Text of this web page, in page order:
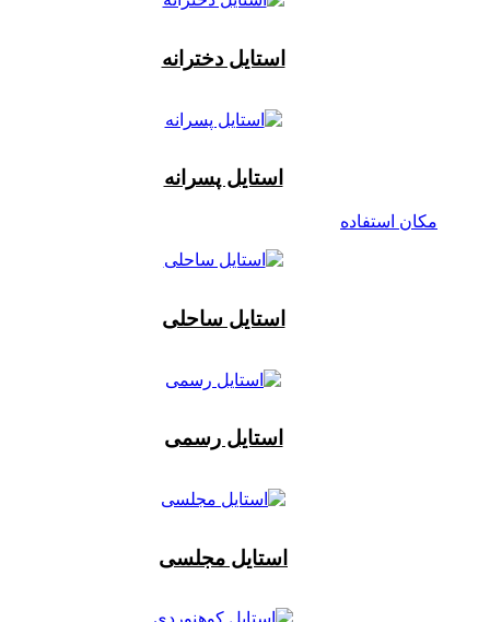
استایل دخترانه
استایل پسرانه
مکان استفاده
استایل ساحلی
استایل رسمی
استایل مجلسی